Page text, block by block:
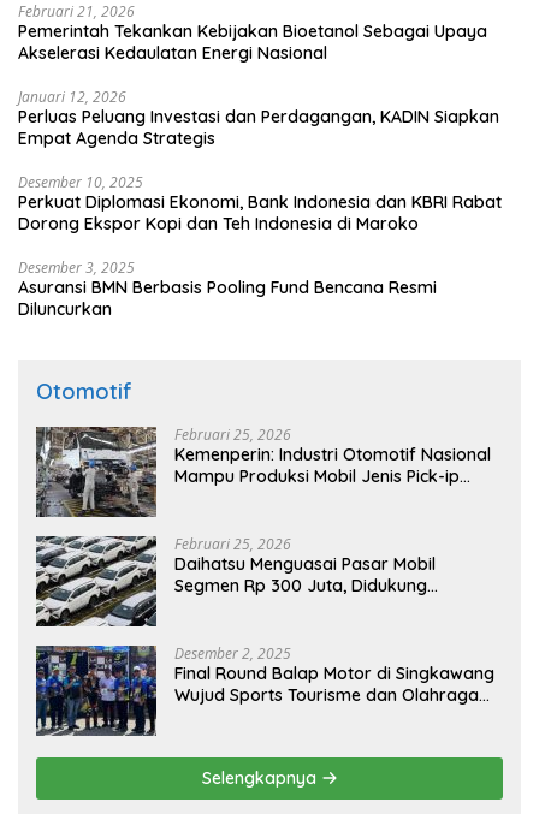
Februari 21, 2026
Pemerintah Tekankan Kebijakan Bioetanol Sebagai Upaya
Akselerasi Kedaulatan Energi Nasional
Januari 12, 2026
Perluas Peluang Investasi dan Perdagangan, KADIN Siapkan
Empat Agenda Strategis
Desember 10, 2025
Perkuat Diplomasi Ekonomi, Bank Indonesia dan KBRI Rabat
Dorong Ekspor Kopi dan Teh Indonesia di Maroko
Desember 3, 2025
Asuransi BMN Berbasis Pooling Fund Bencana Resmi
Diluncurkan
Otomotif
Februari 25, 2026
Kemenperin: Industri Otomotif Nasional
Mampu Produksi Mobil Jenis Pick-ip
Februari 25, 2026
Daihatsu Menguasai Pasar Mobil
Segmen Rp 300 Juta, Didukung
Desember 2, 2025
Final Round Balap Motor di Singkawang
Wujud Sports Tourisme dan Olahraga
Selengkapnya